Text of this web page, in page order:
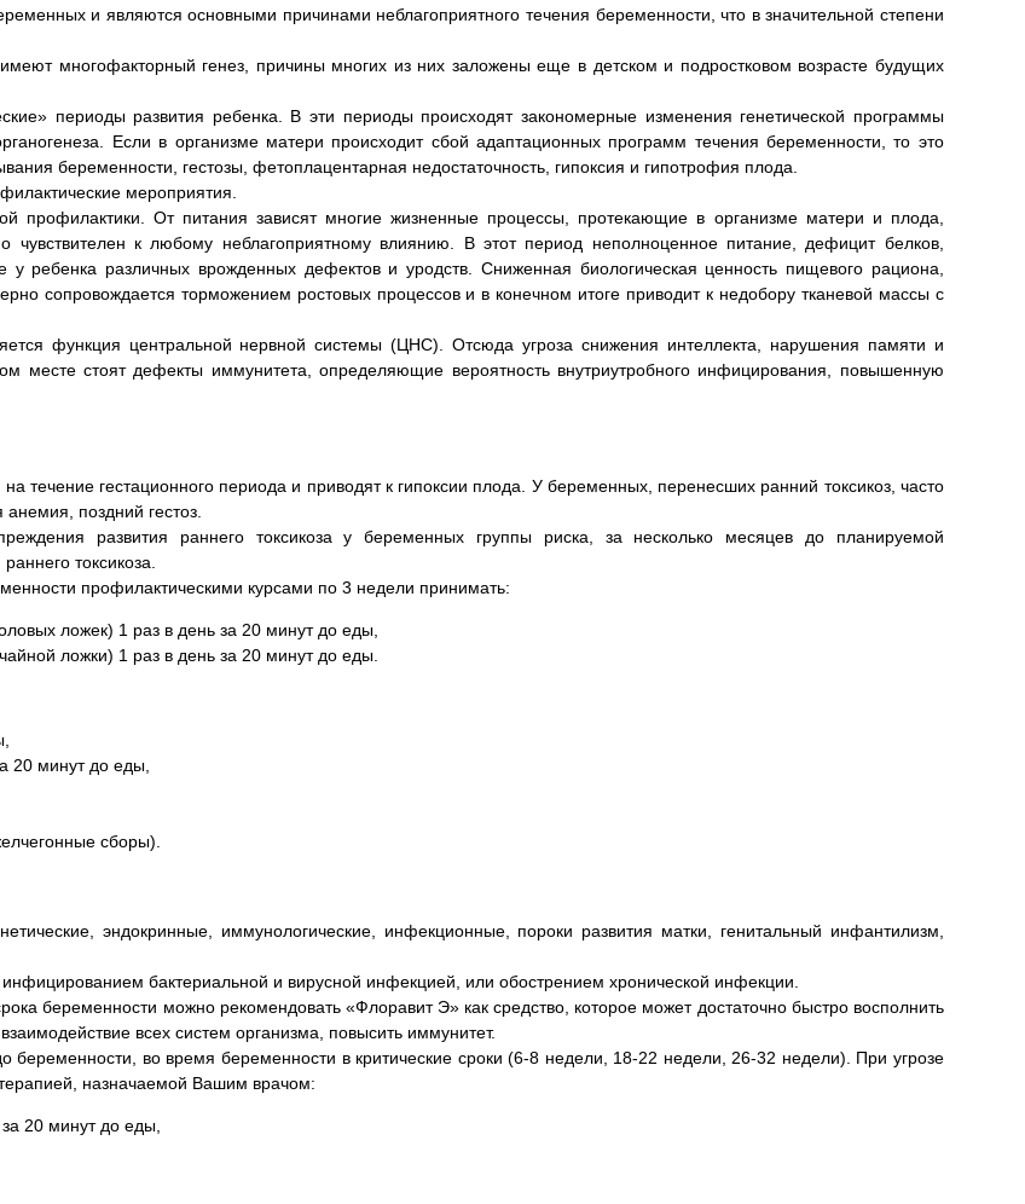
и являются основными причинами неблагоприятного течения беременности, что в значительной степени
многофакторный генез, причины многих из них заложены еще в детском и подростковом возрасте будущих
периоды развития ребенка. В эти периоды происходят закономерные изменения генетической программы
Если в организме матери происходит сбой адаптационных программ течения беременности, то это
беременности, гестозы, фетоплацентарная недостаточность, гипоксия и гипотрофия плода.
мероприятия.
профилактики. От питания зависят многие жизненные процессы, протекающие в организме матери и плода,
к любому неблагоприятному влиянию. В этот период неполноценное питание, дефицит белков,
ребенка различных врожденных дефектов и уродств. Сниженная биологическая ценность пищевого рациона,
сопровождается торможением ростовых процессов и в конечном итоге приводит к недобору тканевой массы с
функция центральной нервной системы (ЦНС). Отсюда угроза снижения интеллекта, нарушения памяти и
месте стоят дефекты иммунитета, определяющие вероятность внутриутробного инфицирования, повышенную
течение гестационного периода и приводят к гипоксии плода. У беременных, перенесших ранний токсикоз, часто
поздний гестоз.
развития раннего токсикоза у беременных группы риска, за несколько месяцев до планируемой
токсикоза.
профилактическими курсами по 3 недели принимать:
ложек) 1 раз в день за 20 минут до еды,
ложки) 1 раз в день за 20 минут до еды.
20 минут до еды,
сборы).
эндокринные, иммунологические, инфекционные, пороки развития матки, генитальный инфантилизм,
бактериальной и вирусной инфекцией, или обострением хронической инфекции.
беременности можно рекомендовать «Флоравит Э» как средство, которое может достаточно быстро восполнить
всех систем организма, повысить иммунитет.
во время беременности в критические сроки (6-8 недели, 18-22 недели, 26-32 недели). При угрозе
назначаемой Вашим врачом:
20 минут до еды,